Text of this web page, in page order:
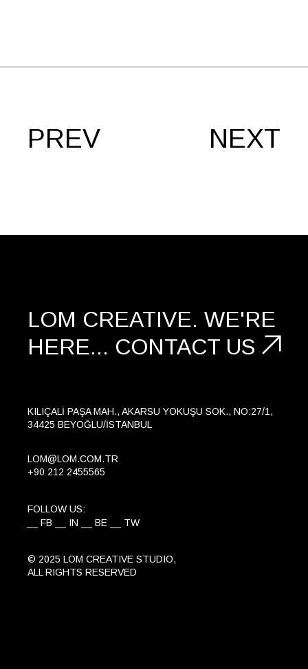
PREV NEXT
LOM CREATIVE. WE'RE
HERE... CONTACT US
KILIÇALI PAŞA MAH., AKARSU YOKUŞU SOK., NO:27/1,
34425 BEYOĞLU/İSTANBUL
LOM@LOM.COM.TR
+90 212 2455565
FOLLOW US:
FB
IN BE TW
© 2025 LOM CREATIVE STUDIO,
ALL RIGHTS RESERVED